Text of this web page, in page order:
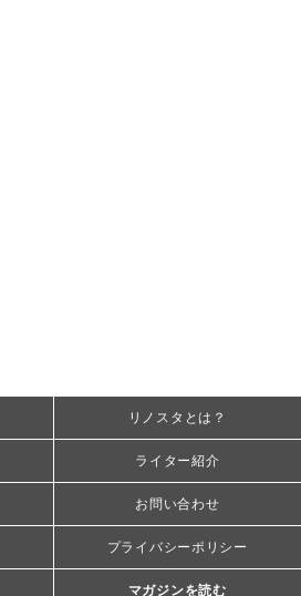
リノスタとは？
ライター紹介
お問い合わせ
プライバシーポリシー
マガジンを読む